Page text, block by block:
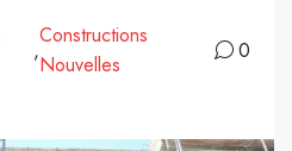
,
Constructions
Nouvelles
0